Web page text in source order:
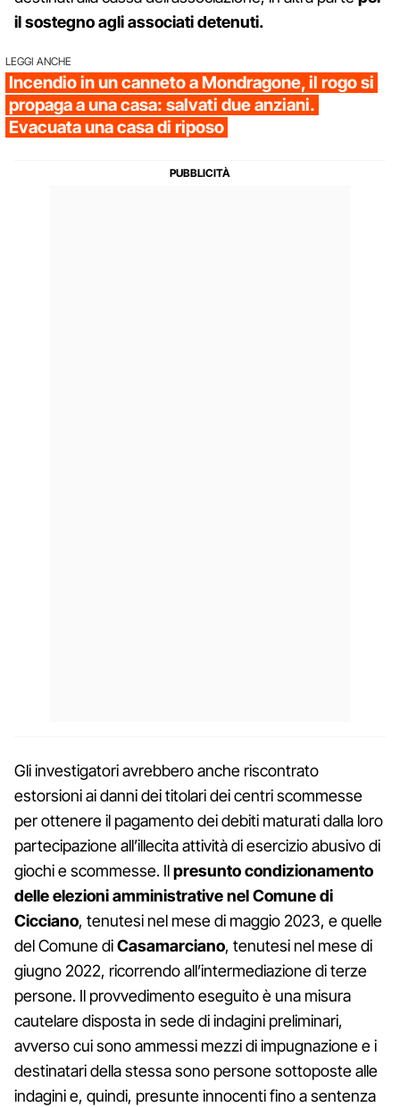
il sostegno agli associati detenuti.
LEGGI ANCHE
Incendio in un canneto a Mondragone, il rogo si
propaga a una casa: salvati due anziani.
Evacuata una casa di riposo
Gli investigatori avrebbero anche riscontrato
estorsioni ai danni dei titolari dei centri scommesse
per ottenere il pagamento dei debiti maturati dalla loro
partecipazione all’illecita attività di esercizio abusivo di
giochi e scommesse. Ilpresunto condizionamento
delle elezioni amministrative nel Comune di
Cicciano, tenutesi nel mese di maggio 2023, e quelle
del Comune diCasamarciano, tenutesi nel mese di
giugno 2022, ricorrendo all’intermediazione di terze
persone. Il provvedimento eseguito è una misura
cautelare disposta in sede di indagini preliminari,
avverso cui sono ammessi mezzi di impugnazione e i
destinatari della stessa sono persone sottoposte alle
indagini e, quindi, presunte innocenti fino a sentenza